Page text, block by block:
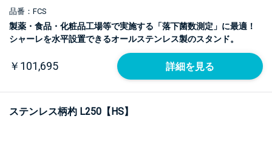
品番：FCS
製薬・食品・化粧品工場等で実施する「落下菌数測定」に最適！
シャーレを水平設置できるオールステンレス製のスタンド。
￥101,695 詳細を見る
ステンレス柄杓 L250【HS】